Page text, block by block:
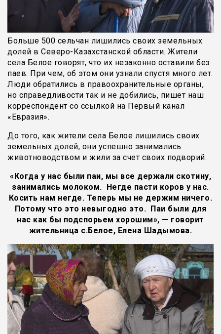
Больше 500 сельчан лишились своих земельных
долей в Северо-Казахстанской области. Жители
села Белое говорят, что их незаконно оставили без
паев. При чем, об этом они узнали спустя много лет.
Люди обратились в правоохранительные органы,
но справедливости так и не добились, пишет наш
корреспондент со ссылкой на Первый канал
«Евразия».
До того, как жители села Белое лишились своих
земельных долей, они успешно занимались
животноводством и жили за счет своих подворий.
«Когда у нас были паи, мы все держали скотину,
занимались молоком. Негде пасти коров у нас.
Косить нам негде. Теперь мы не держим ничего.
Потому что это невыгодно это. Паи были для
нас как бы подспорьем хорошим», — говорит
жительница с.Белое, Елена Шадымова.